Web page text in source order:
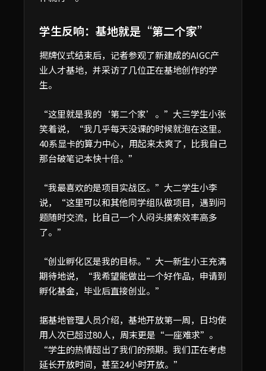
学生反响：基地就是“第二个家”
揭牌仪式结束后，记者参观了新建成的AIGC产
业人才基地，并采访了几位正在基地创作的学
生。
“这里就是我的‘第二个家’。”大三学生小张
笑着说，“我几乎每天没课的时候就泡在这里。
40系显卡的算力中心，用起来太爽了，比我自己
那台破笔记本快十倍。”
“我最喜欢的是项目实战区。”大二学生小李
说，“这里可以和其他同学组队做项目，遇到问
题随时交流，比自己一个人闷头摸索效率高多
了。”
“创业孵化区是我的目标。”大一新生小王充满
期待地说，“我希望能做出一个好作品，申请到
孵化基金，毕业后直接创业。”
据基地管理人员介绍，基地开放第一周，日均使
用人次已超过80人，周末更是“一座难求”。
“学生的热情超出了我们的预期。我们正在考虑
延长开放时间，甚至24小时开放。”